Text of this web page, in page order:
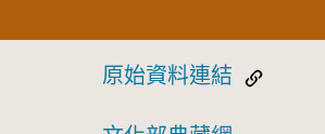
原始資料連結